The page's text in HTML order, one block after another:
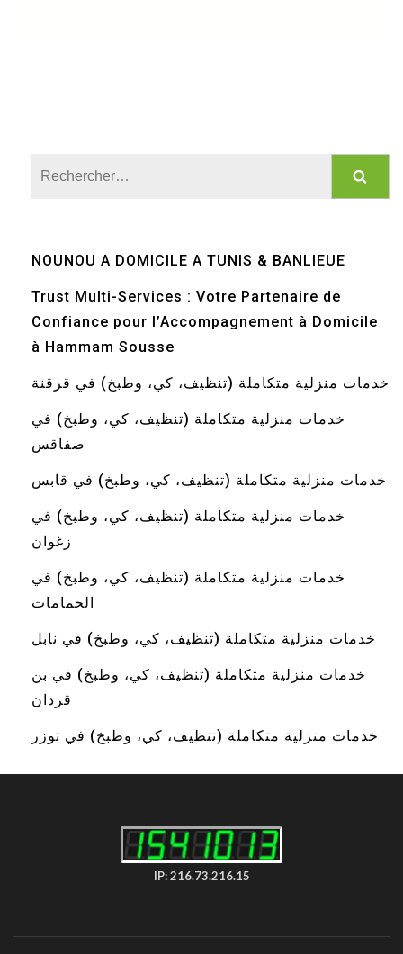
NOUNOU A DOMICILE A TUNIS & BANLIEUE
Trust Multi-Services : Votre Partenaire de
Confiance pour l’Accompagnement à Domicile
à Hammam Sousse
خدمات منزلية متكاملة (تنظيف، كي، وطبخ) في قرقنة
خدمات منزلية متكاملة (تنظيف، كي، وطبخ) في
صفاقس
خدمات منزلية متكاملة (تنظيف، كي، وطبخ) في قابس
خدمات منزلية متكاملة (تنظيف، كي، وطبخ) في
زغوان
خدمات منزلية متكاملة (تنظيف، كي، وطبخ) في
الحمامات
خدمات منزلية متكاملة (تنظيف، كي، وطبخ) في نابل
خدمات منزلية متكاملة (تنظيف، كي، وطبخ) في بن
قردان
خدمات منزلية متكاملة (تنظيف، كي، وطبخ) في توزر
IP: 216.73.216.15